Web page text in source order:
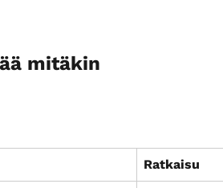
mitäkin
Ratkaisu